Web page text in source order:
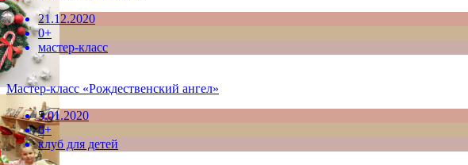
21.12.2020
0+
мастер-класс
Мастер-класс «Рождественский ангел»
5.01.2020
6+
клуб для детей